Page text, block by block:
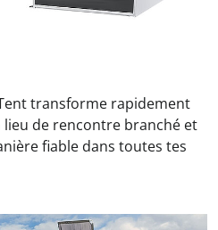
transforme rapidement
de rencontre branché et
fiable dans toutes tes